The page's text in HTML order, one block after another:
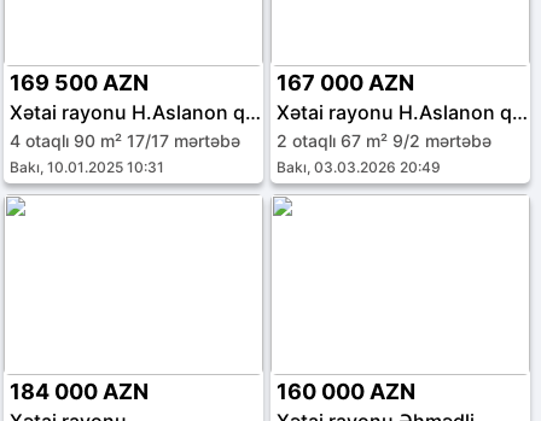
169 500 AZN
Xətai rayonu H.Aslanon qəs.
4 otaqlı 90 m² 17/17 mərtəbə
Bakı, 10.01.2025 10:31
167 000 AZN
Xətai rayonu H.Aslanon qəs.
2 otaqlı 67 m² 9/2 mərtəbə
Bakı, 03.03.2026 20:49
184 000 AZN 160 000 AZN